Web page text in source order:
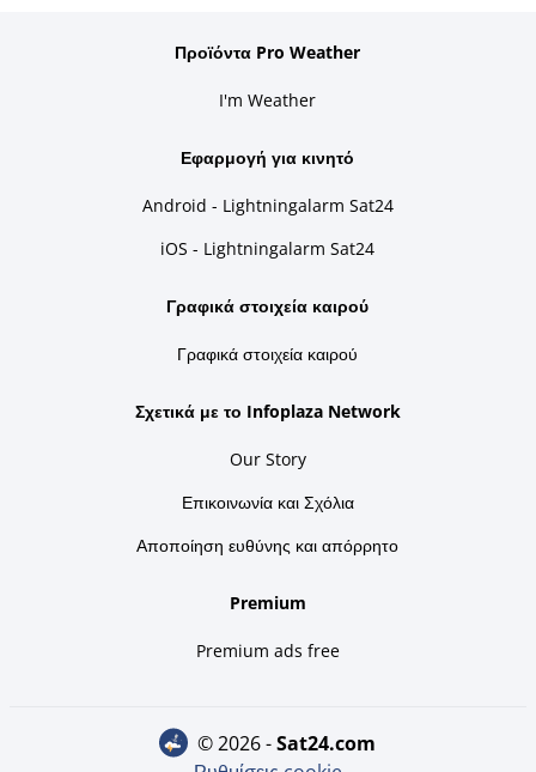
Προϊόντα Pro Weather
I'm Weather
Εφαρμογή για κινητό
Android - Lightningalarm Sat24
iOS - Lightningalarm Sat24
Γραφικά στοιχεία καιρού
Γραφικά στοιχεία καιρού
Σχετικά με το Infoplaza Network
Our Story
Επικοινωνία και Σχόλια
Αποποίηση ευθύνης και απόρρητο
Premium
Premium ads free
© 2026 - sat24.com